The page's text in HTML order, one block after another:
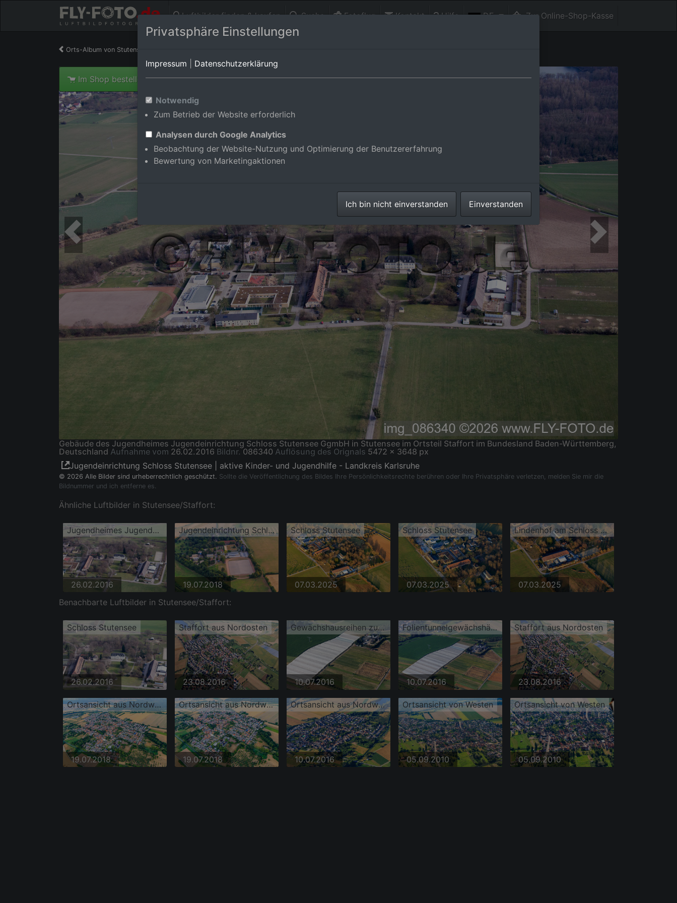
Luftbilder finden & kaufen Suche Fotoflug Kontakt Hilfe DE Zur Online-Shop-Kasse
Orts-Album von Stutensee/Staffort
Im Shop bestellen
Gebäude des Jugendheimes Jugendeinrichtung Schloss Stutensee GgmbH in Stutensee im Ortsteil Staffort im Bundesland Baden-Württemberg,
Deutschland Aufnahme vom 26.02.2016 Bildnr.086340 Auflösung des Orignals 5472 x 3648 px
Jugendeinrichtung Schloss Stutensee | aktive Kinder- und Jugendhilfe - Landkreis Karlsruhe
© 2026 Alle Bilder sind urheberrechtlich geschützt. Sollte die Veröffentlichung des Bildes Ihre Persönlichkeitsrechte berühren oder Ihre Privatsphäre verletzen, melden Sie mir die
Bildnummer und ich entferne es.
Ähnliche Luftbilder in Stutensee/Staffort:
Jugendheimes Jugendeinrichtung Schloss Stutensee GgmbH
26.02.2016
Jugendeinrichtung Schloss Stutensee
19.07.2018
Schloss Stutensee
07.03.2025
Schloss Stutensee
07.03.2025
Lindenhof am Schloss Stutensee
07.03.2025
Benachbarte Luftbilder in Stutensee/Staffort:
Schloss Stutensee
26.02.2016
Staffort aus Nordosten
23.08.2016
Gewächshausreihen zur Blumenzucht der Gärtnerei Sven Sobottka und Leicht's Hofladen im Ortsteil Spöck
10.07.2016
Folientunnelgewächshäuser am Spöck Herrnauhof Herbana GmbH
10.07.2016
Staffort aus Nordosten
23.08.2016
Ortsansicht aus Nordwesten
19.07.2018
Ortsansicht aus Nordwesten
19.07.2018
Ortsansicht aus Nordwesten
10.07.2016
Ortsansicht von Westen
05.09.2010
Ortsansicht von Westen
05.09.2010
Privatsphäre Einstellungen
Impressum Datenschutzerklärung
Notwendig
Zum Betrieb der Website erforderlich
Analysen durch Google Analytics
Beobachtung der Website-Nutzung und Optimierung der Benutzererfahrung
Bewertung von Marketingaktionen
Ich bin nicht einverstanden Einverstanden